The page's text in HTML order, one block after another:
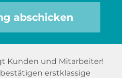
abschicken
Kunden und Mitarbeiter!
erstklassige